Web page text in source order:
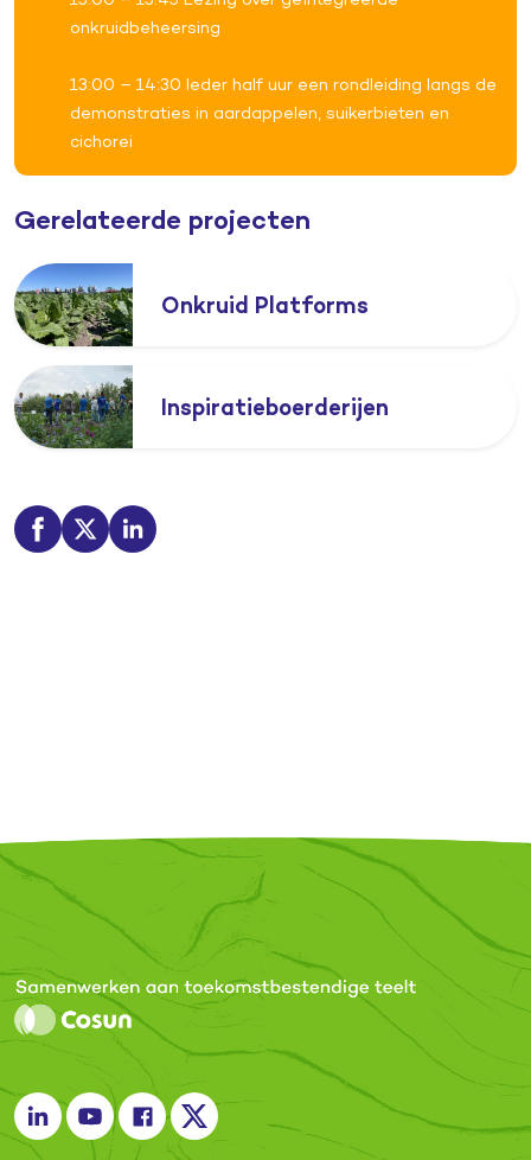
onkruidbeheersing
13:00 – 14:30 Ieder half uur een rondleiding langs de
demonstraties in aardappelen, suikerbieten en
cichorei
Gerelateerde projecten
Onkruid Platforms
Inspiratieboerderijen